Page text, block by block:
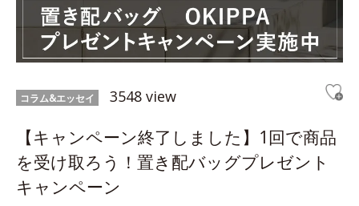
コラム&エッセイ 3548 view
【キャンペーン終了しました】1回で商品
を受け取ろう！置き配バッグプレゼント
キャンペーン